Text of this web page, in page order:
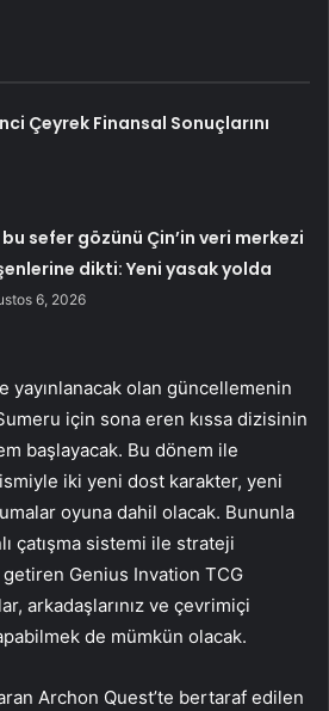
Çeyrek Finansal Sonuçlarını
bu sefer gözünü Çin’in veri merkezi
dikti: Yeni yasak yolda
6, 2026
yayınlanacak olan güncellemenin
için sona eren kıssa dizisinin
başlayacak. Bu dönem ile
iki yeni dost karakter, yeni
oyuna dahil olacak. Bununla
çatışma sistemi ile strateji
Genius Invation TCG
arkadaşlarınız ve çevrimiçi
de mümkün olacak.
Archon Quest’te bertaraf edilen